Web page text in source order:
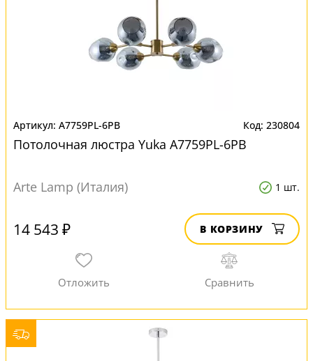
A7759PL-6PB 230804
Потолочная люстра Yuka A7759PL-6PB
Arte Lamp (Италия) 1 шт.
14 543 ₽ В КОРЗИНУ